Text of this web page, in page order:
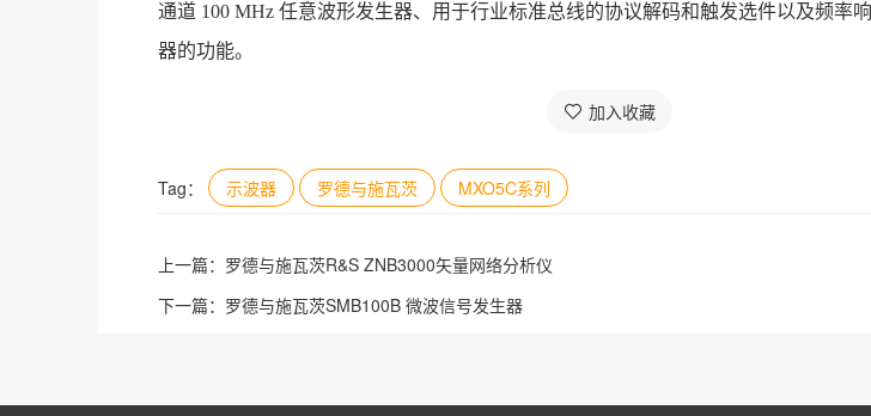
通道 100 MHz 任意波形发生器、用于行业标准总线的协议解码和触发选件以及频率
器的功能。
加入收藏
Tag： 示波器 罗德与施瓦茨 MXO5C系列
上一篇： 罗德与施瓦茨R&S ZNB3000矢量网络分析仪
下一篇： 罗德与施瓦茨SMB100B 微波信号发生器